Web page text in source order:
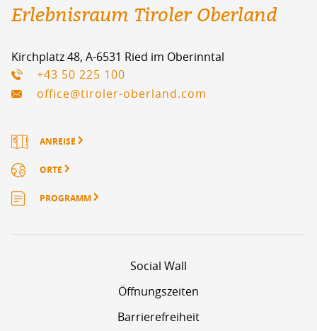
Erlebnisraum Tiroler Oberland
Kirchplatz 48, A-6531 Ried im Oberinntal
+43 50 225 100
office@tiroler-oberland.com
ANREISE
ORTE
PROGRAMM
Social Wall
Öffnungszeiten
Barrierefreiheit